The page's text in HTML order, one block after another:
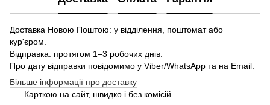
Доставка Новою Поштою: у відділення, поштомат або
кур'єром.
Відправка: протягом 1–3 робочих днів.
Про дату відправки повідомимо у Viber/WhatsApp та на Email.
Більше інформації про доставку
Карткою на сайт, швидко і без комісій